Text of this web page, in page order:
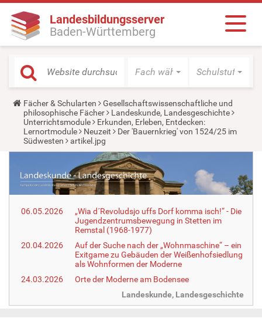
Landesbildungsserver
Baden-Württemberg
Fach wählen Schulstufe
Y
o
u
a
r
e
r
e
:
Fächer & Schularten
Gesellschaftswissenschaftliche und
philosophische Fächer
Landeskunde, Landesgeschichte
Unterrichtsmodule
Erkunden, Erleben, Entdecken:
Lernortmodule
Neuzeit
Der 'Bauernkrieg' von 1524/25 im
Südwesten
artikel.jpg
06.05.2026
„Wia d´Revoludsjo uffs Dorf komma isch!“ - Die
Jugendzentrumsbewegung in Stetten im
Remstal (1968-1977)
20.04.2026
Auf der Suche nach der „Wohnmaschine“ – ein
Exitgame zu Gebäuden der Weißenhofsiedlung
als Wohnformen der Moderne
24.03.2026
Orte der Moderne am Bodensee
Landeskunde, Landesgeschichte